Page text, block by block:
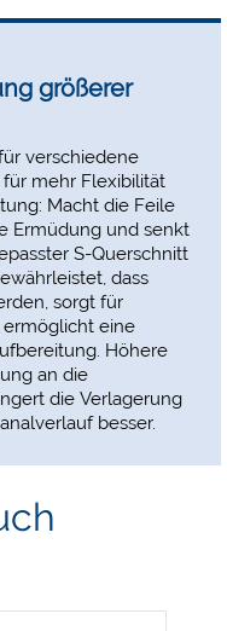
größerer
verschiedene
mehr Flexibilität
Macht die Feile
Ermüdung und senkt
S-Querschnitt
dass
sorgt für
eine
Höhere
an die
die Verlagerung
besser.